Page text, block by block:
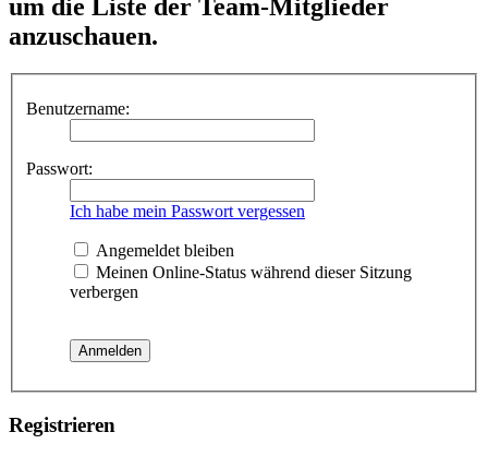
um die Liste der Team-Mitglieder
anzuschauen.
Benutzername:
Passwort:
Ich habe mein Passwort vergessen
Angemeldet bleiben
Meinen Online-Status während dieser Sitzung
verbergen
Registrieren